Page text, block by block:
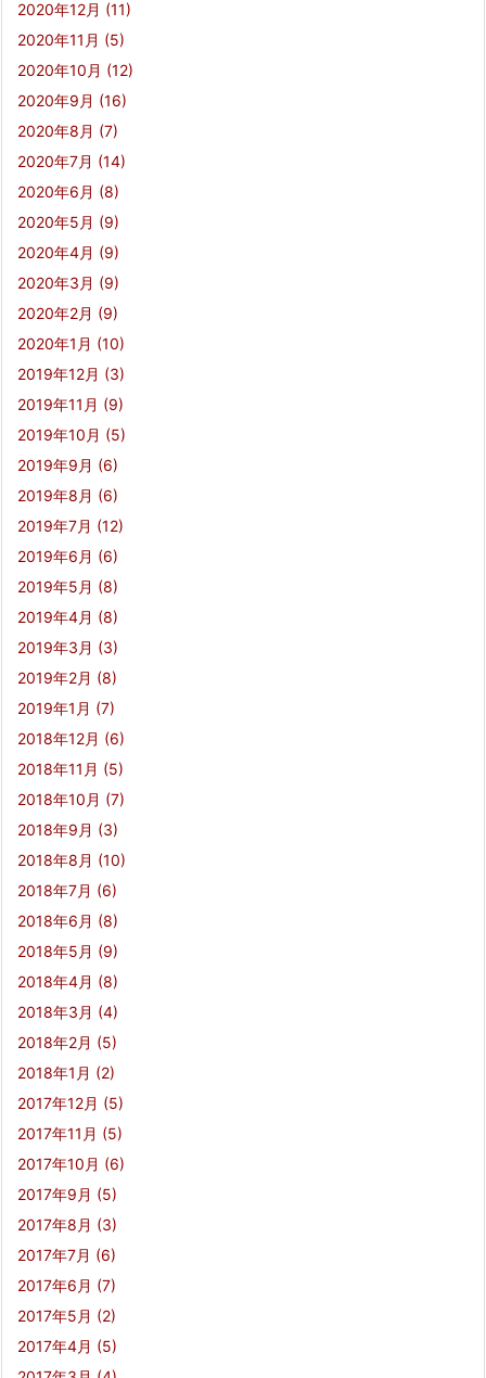
2020年12月 (11)
2020年11月 (5)
2020年10月 (12)
2020年9月 (16)
2020年8月 (7)
2020年7月 (14)
2020年6月 (8)
2020年5月 (9)
2020年4月 (9)
2020年3月 (9)
2020年2月 (9)
2020年1月 (10)
2019年12月 (3)
2019年11月 (9)
2019年10月 (5)
2019年9月 (6)
2019年8月 (6)
2019年7月 (12)
2019年6月 (6)
2019年5月 (8)
2019年4月 (8)
2019年3月 (3)
2019年2月 (8)
2019年1月 (7)
2018年12月 (6)
2018年11月 (5)
2018年10月 (7)
2018年9月 (3)
2018年8月 (10)
2018年7月 (6)
2018年6月 (8)
2018年5月 (9)
2018年4月 (8)
2018年3月 (4)
2018年2月 (5)
2018年1月 (2)
2017年12月 (5)
2017年11月 (5)
2017年10月 (6)
2017年9月 (5)
2017年8月 (3)
2017年7月 (6)
2017年6月 (7)
2017年5月 (2)
2017年4月 (5)